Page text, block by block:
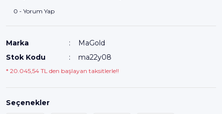
0 - Yorum Yap
Marka
MaGold
Stok Kodu
ma22y08
* 20.045,54 TL den başlayan taksitlerle!!
Seçenekler